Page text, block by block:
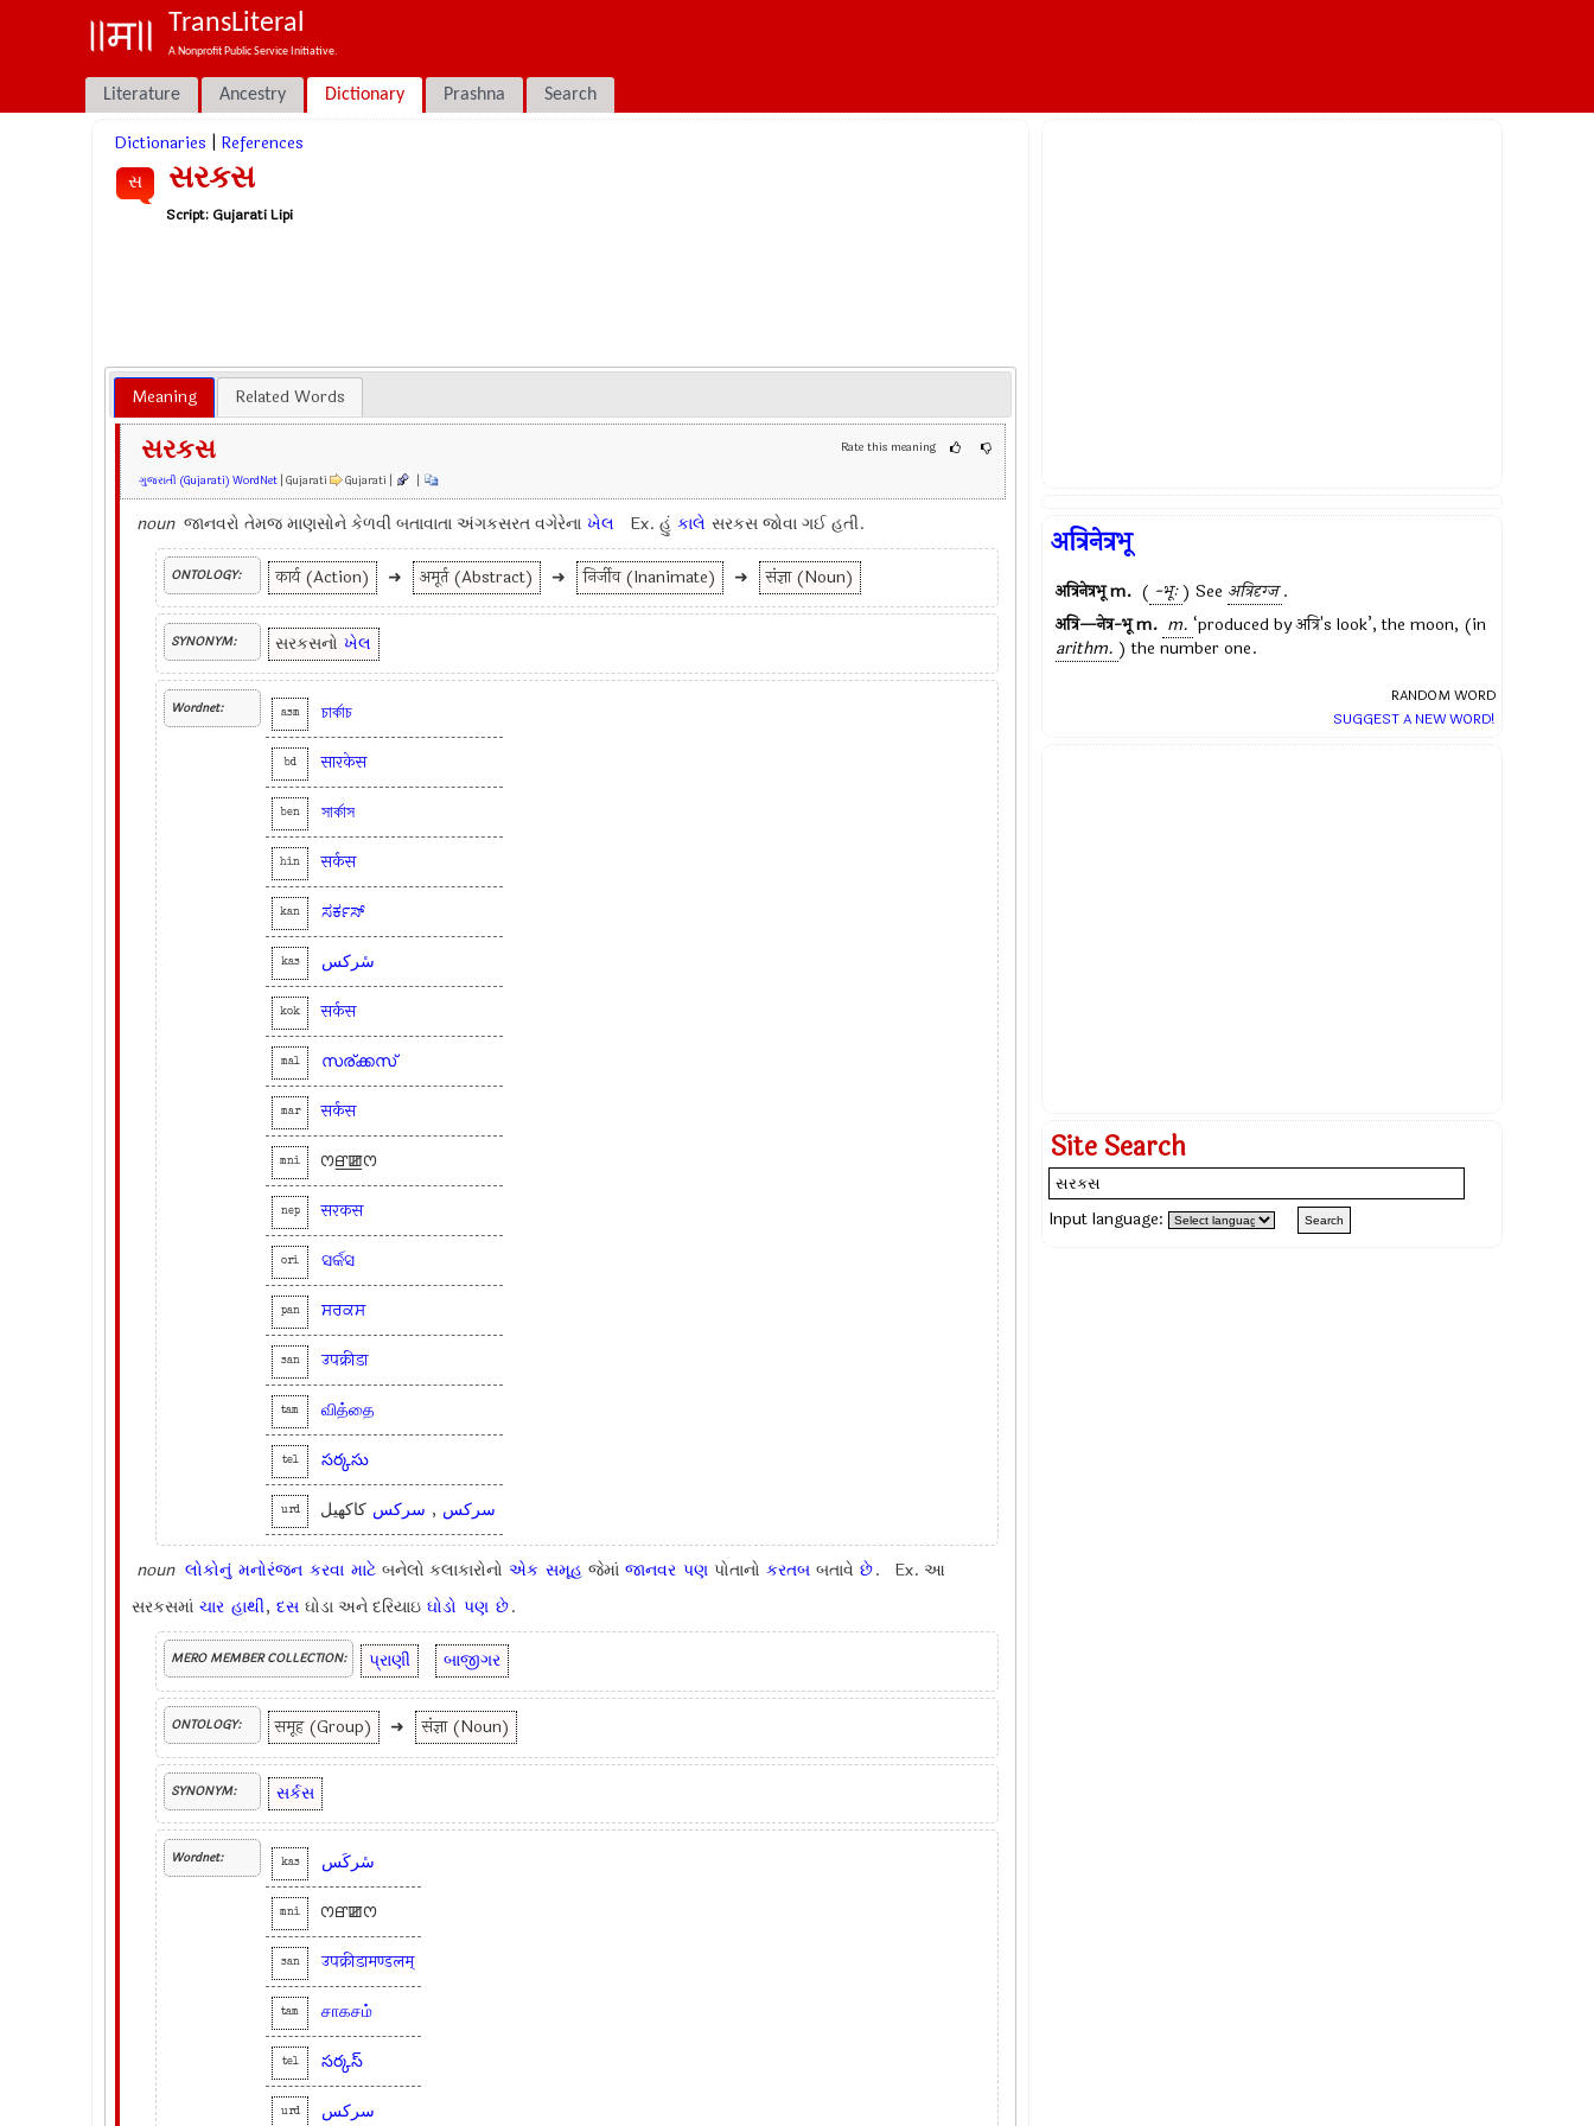
TransLiteral
A Nonprofit Public Service Initiative.
Literature Ancestry Dictionary Prashna Search
Dictionaries References
સ સરકસ
Script: Gujarati Lipi
Meaning Related Words
Rate this meaning
સરકસ
ગુજરાતી (Gujarati) WordNet| Gujarati Gujarati | |
noun જાનવરો તેમજ માણસોને કેળવી બતાવાતા અંગકસરત વગેરેના ખેલ Ex. હું કાલે સરકસ જોવા ગઈ હતી.
ONTOLOGY: कार्य (Action) ➜ अमूर्त (Abstract) ➜ निर्जीव (Inanimate) ➜ संज्ञा (Noun)
SYNONYM: સરકસનો ખેલ
Wordnet: asm চার্কাচ
bd सारकेस
ben সার্কাস
hin सर्कस
kan ಸರ್ಕಸ್
kas سٔرکس
kok सर्कस
mal സര്ക്കസ്
mar सर्कस
mni ꯁꯔ꯭ꯀꯁ
nep सरकस
ori ସର୍କସ
pan ਸਰਕਸ
san उपक्रीडा
tam வித்தை
tel సర్కసు
urd سرکس , سرکس کاکھیل
noun લોકોનું મનોરંજન કરવા માટે બનેલો કલાકારોનો એક સમૂહ જેમાં જાનવર પણ પોતાનો કરતબ બતાવે છે. Ex. આ
સરકસમાં ચાર હાથી, દસ ઘોડા અને દરિયાઇ ઘોડો પણ છે.
MERO MEMBER COLLECTION: પ્રાણી બાજીગર
ONTOLOGY: समूह (Group) ➜ संज्ञा (Noun)
SYNONYM: સર્કસ
Wordnet: kas سٔرکَس
mni ꯁꯔꯀꯁ
san उपक्रीडामण्डलम्
tam சாகசம்
tel సర్కస్
urd سرکس
अत्रिनेत्रभू
अत्रिनेत्रभूm. ( -भूः) See अत्रिदृग्ज .
अत्रि—नेत्र-भूm. m. ‘produced byअत्रि's look’, the moon, (in
arithm. ) the number one.
RANDOM WORD
SUGGEST A NEW WORD!
Site Search
Input language: